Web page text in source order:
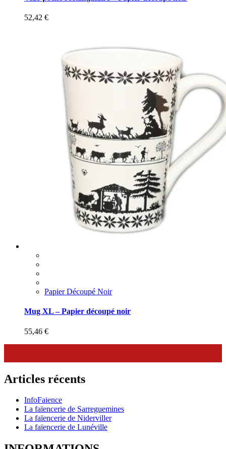
52,42 €
Papier Découpé Noir
Mug XL – Papier découpé noir
55,46 €
Articles récents
InfoFaience
La faïencerie de Sarreguemines
La faïencerie de Niderviller
La faïencerie de Lunéville